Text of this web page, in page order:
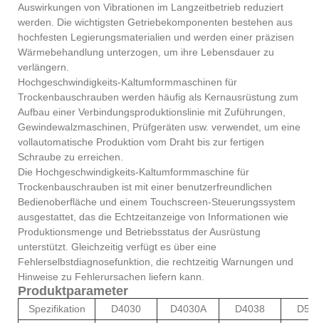
Auswirkungen von Vibrationen im Langzeitbetrieb reduziert
werden. Die wichtigsten Getriebekomponenten bestehen aus
hochfesten Legierungsmaterialien und werden einer präzisen
Wärmebehandlung unterzogen, um ihre Lebensdauer zu
verlängern.
Hochgeschwindigkeits-Kaltumformmaschinen für
Trockenbauschrauben werden häufig als Kernausrüstung zum
Aufbau einer Verbindungsproduktionslinie mit Zuführungen,
Gewindewalzmaschinen, Prüfgeräten usw. verwendet, um eine
vollautomatische Produktion vom Draht bis zur fertigen
Schraube zu erreichen.
Die Hochgeschwindigkeits-Kaltumformmaschine für
Trockenbauschrauben ist mit einer benutzerfreundlichen
Bedienoberfläche und einem Touchscreen-Steuerungssystem
ausgestattet, das die Echtzeitanzeige von Informationen wie
Produktionsmenge und Betriebsstatus der Ausrüstung
unterstützt. Gleichzeitig verfügt es über eine
Fehlerselbstdiagnosefunktion, die rechtzeitig Warnungen und
Hinweise zu Fehlerursachen liefern kann.
Produktparameter
Spezifikation D4030 D4030A D4038